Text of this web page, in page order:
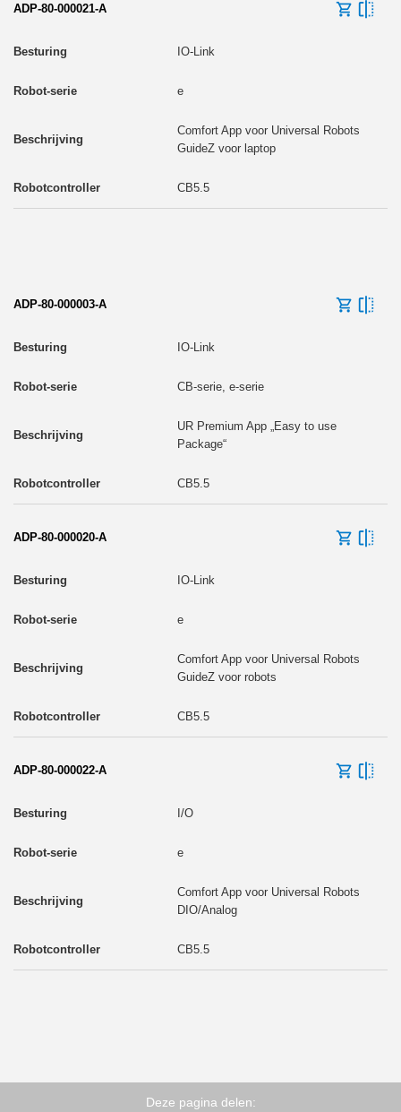
ADP-80-000021-A
IO-Link
e
Comfort App voor Universal Robots
GuideZ voor laptop
CB5.5
ADP-80-000003-A
IO-Link
CB-serie, e-serie
UR Premium App „Easy to use
Package“
CB5.5
ADP-80-000020-A
IO-Link
e
Comfort App voor Universal Robots
GuideZ voor robots
CB5.5
ADP-80-000022-A
I/O
e
Comfort App voor Universal Robots
DIO/Analog
CB5.5
Deze pagina delen: